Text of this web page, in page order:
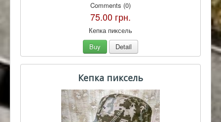
Comments (0)
75.00 грн.
Кепка пиксель
Buy
Detail
Кепка пиксель